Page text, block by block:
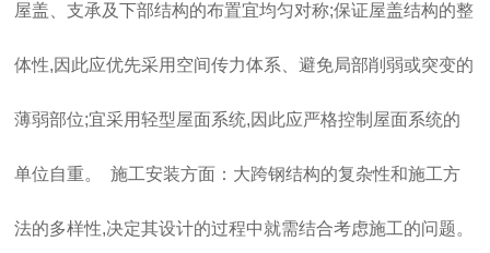
屋盖、支承及下部结构的布置宜均匀对称;保证屋盖结构的整
体性,因此应优先采用空间传力体系、避免局部削弱或突变的
薄弱部位;宜采用轻型屋面系统,因此应严格控制屋面系统的
单位自重。 施工安装方面：大跨钢结构的复杂性和施工方
法的多样性,决定其设计的过程中就需结合考虑施工的问题。